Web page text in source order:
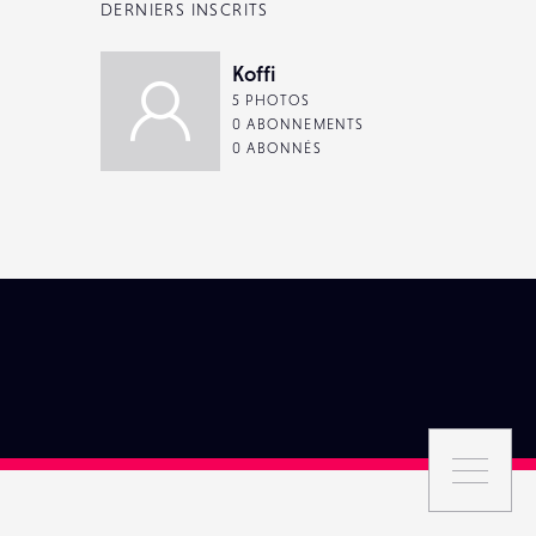
DERNIERS INSCRITS
Koffi
5 PHOTOS
0 ABONNEMENTS
0 ABONNÉS